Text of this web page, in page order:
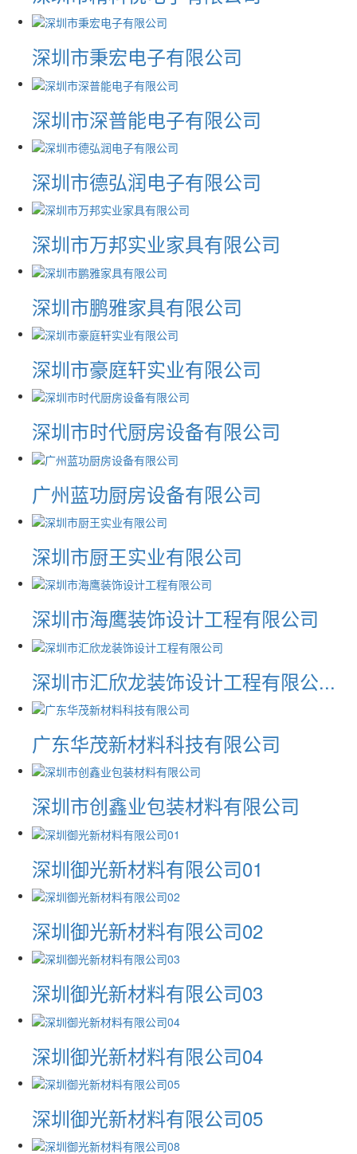
深圳市秉宏电子有限公司
深圳市深普能电子有限公司
深圳市德弘润电子有限公司
深圳市万邦实业家具有限公司
深圳市鹏雅家具有限公司
深圳市豪庭轩实业有限公司
深圳市时代厨房设备有限公司
广州蓝功厨房设备有限公司
深圳市厨王实业有限公司
深圳市海鹰装饰设计工程有限公司
深圳市汇欣龙装饰设计工程有限公...
广东华茂新材料科技有限公司
深圳市创鑫业包装材料有限公司
深圳御光新材料有限公司01
深圳御光新材料有限公司02
深圳御光新材料有限公司03
深圳御光新材料有限公司04
深圳御光新材料有限公司05